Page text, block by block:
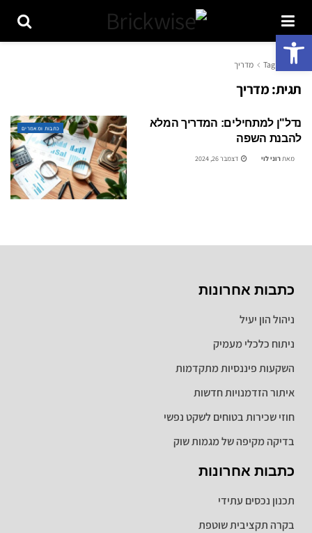
ראשי Tag מדריך
תגית:מדריך
כתבות ומאמרים
נדל"ן למתחילים: המדריך המלא
להבנת השפה
מאתרוני לוי דצמבר 26, 2024
כתבות אחרונות
תכנון נכסים עתידי
בקרה תקציבית שוטפת
כתבות אחרונות
ניהול הון יעיל
ניתוח כלכלי מעמיק
השקעות פיננסיות מתקדמות
איתור הזדמנויות חדשות
חוזי שכירות בטוחים לשקט נפשי
בדיקה מקיפה של מגמות שוק
פתח סרגל נגישות